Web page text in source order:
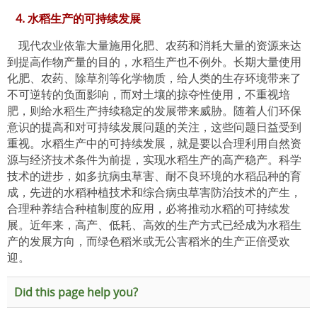
4. 水稻生产的可持续发展
现代农业依靠大量施用化肥、农药和消耗大量的资源来达
到提高作物产量的目的，水稻生产也不例外。长期大量使用
化肥、农药、除草剂等化学物质，给人类的生存环境带来了
不可逆转的负面影响，而对土壤的掠夺性使用，不重视培
肥，则给水稻生产持续稳定的发展带来威胁。随着人们环保
意识的提高和对可持续发展问题的关注，这些问题日益受到
重视。水稻生产中的可持续发展，就是要以合理利用自然资
源与经济技术条件为前提，实现水稻生产的高产稳产。科学
技术的进步，如多抗病虫草害、耐不良环境的水稻品种的育
成，先进的水稻种植技术和综合病虫草害防治技术的产生，
合理种养结合种植制度的应用，必将推动水稻的可持续发
展。近年来，高产、低耗、高效的生产方式已经成为水稻生
产的发展方向，而绿色稻米或无公害稻米的生产正倍受欢
迎。
Did this page help you?